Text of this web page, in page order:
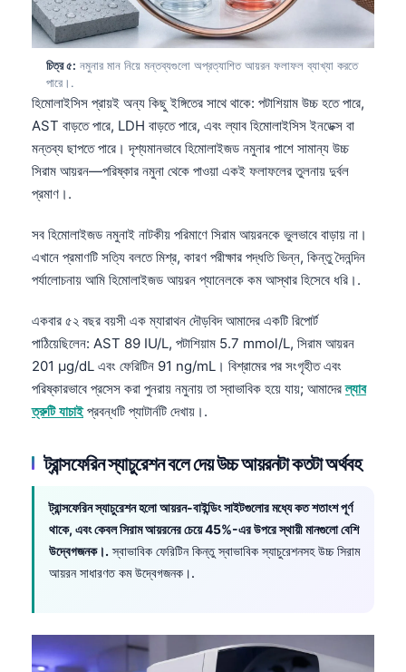
চিত্র ৫: নমুনার মান নিয়ে মন্তব্যগুলো অপ্রত্যাশিত আয়রন ফলাফল ব্যাখ্যা করতে
পারে।.
হিমোলাইসিস প্রায়ই অন্য কিছু ইঙ্গিতের সাথে থাকে: পটাশিয়াম উচ্চ হতে পারে,
AST বাড়তে পারে, LDH বাড়তে পারে, এবং ল্যাব হিমোলাইসিস ইনডেক্স বা
মন্তব্য ছাপতে পারে। দৃশ্যমানভাবে হিমোলাইজড নমুনার পাশে সামান্য উচ্চ
সিরাম আয়রন—পরিষ্কার নমুনা থেকে পাওয়া একই ফলাফলের তুলনায় দুর্বল
প্রমাণ।.
সব হিমোলাইজড নমুনাই নাটকীয় পরিমাণে সিরাম আয়রনকে ভুলভাবে বাড়ায় না।
এখানে প্রমাণটি সত্যি বলতে মিশ্র, কারণ পরীক্ষার পদ্ধতি ভিন্ন, কিন্তু দৈনন্দিন
পর্যালোচনায় আমি হিমোলাইজড আয়রন প্যানেলকে কম আস্থার হিসেবে ধরি।.
একবার ৫২ বছর বয়সী এক ম্যারাথন দৌড়বিদ আমাদের একটি রিপোর্ট
পাঠিয়েছিলেন: AST 89 IU/L, পটাশিয়াম 5.7 mmol/L, সিরাম আয়রন
201 µg/dL এবং ফেরিটিন 91 ng/mL। বিশ্রামের পর সংগৃহীত এবং
পরিষ্কারভাবে প্রসেস করা পুনরায় নমুনায় তা স্বাভাবিক হয়ে যায়; আমাদেরল্যাব
ত্রুটি যাচাইপ্রবন্ধটি প্যাটার্নটি দেখায়।.
ট্রান্সফেরিন স্যাচুরেশন বলে দেয় উচ্চ আয়রনটা কতটা অর্থবহ
ট্রান্সফেরিন স্যাচুরেশন হলো আয়রন-বাইন্ডিং সাইটগুলোর মধ্যে কত শতাংশ পূর্ণ
থাকে, এবং কেবল সিরাম আয়রনের চেয়ে 45%-এর উপরে স্থায়ী মানগুলো বেশি
উদ্বেগজনক।. স্বাভাবিক ফেরিটিন কিন্তু স্বাভাবিক স্যাচুরেশনসহ উচ্চ সিরাম
আয়রন সাধারণত কম উদ্বেগজনক।.